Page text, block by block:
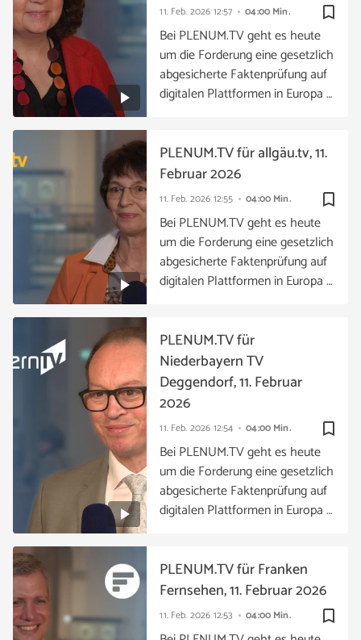
bookmark_border
11. Feb. 2026 12:57 04:00 Min.
Bei PLENUM.TV geht es heute
um die Forderung eine gesetzlich
abgesicherte Faktenprüfung auf
digitalen Plattformen in Europa …
bookmark_border
11. Feb. 2026 12:55 04:00 Min.
PLENUM.TV für allgäu.tv, 11.
Februar 2026
Bei PLENUM.TV geht es heute
um die Forderung eine gesetzlich
abgesicherte Faktenprüfung auf
digitalen Plattformen in Europa …
bookmark_border
11. Feb. 2026 12:54 04:00 Min.
PLENUM.TV für
Niederbayern TV
Deggendorf, 11. Februar
2026
Bei PLENUM.TV geht es heute
um die Forderung eine gesetzlich
abgesicherte Faktenprüfung auf
digitalen Plattformen in Europa …
bookmark_border
11. Feb. 2026 12:53 04:00 Min.
PLENUM.TV für Franken
Fernsehen, 11. Februar 2026